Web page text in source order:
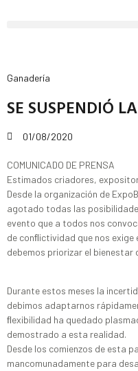
Ganadería
SE SUSPENDIÓ
01/08/2020
COMUNICADO DE PRENSA
Estimados criadores,
Desde la organización de
agotado todas las
evento que a todos nos
de conﬂictividad que nos
debemos priorizar el bienestar
Durante estos meses la
debimos adaptarnos
ﬂexibilidad ha quedado
demostrado a esta realidad.
Desde los comienzos de esta
mancomunadamente para